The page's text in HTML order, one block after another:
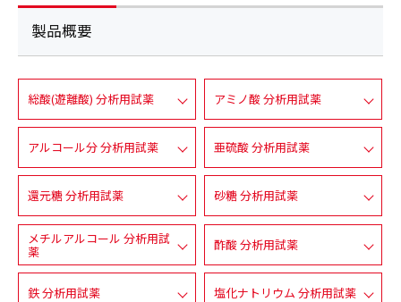
製品概要
総酸(遊離酸) 分析用試薬 アミノ酸 分析用試薬
アルコール分 分析用試薬 亜硫酸 分析用試薬
還元糖 分析用試薬 砂糖 分析用試薬
メチルアルコール 分析用試
薬 酢酸 分析用試薬
鉄 分析用試薬 塩化ナトリウム 分析用試薬